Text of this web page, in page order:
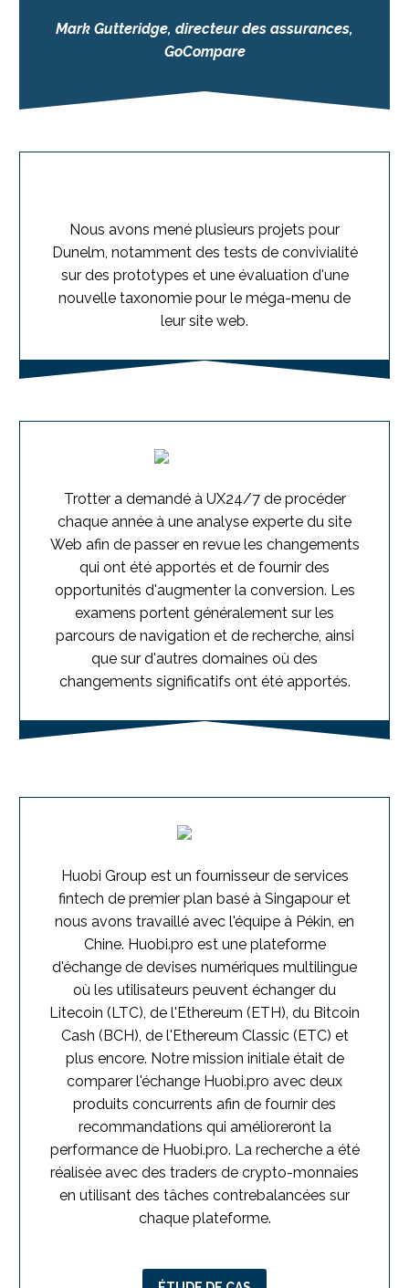
Mark Gutteridge, directeur des assurances,
GoCompare
Nous avons mené plusieurs projets pour
Dunelm, notamment des tests de convivialité
sur des prototypes et une évaluation d'une
nouvelle taxonomie pour le méga-menu de
leur site web.
Trotter a demandé à UX24/7 de procéder
chaque année à une analyse experte du site
Web afin de passer en revue les changements
qui ont été apportés et de fournir des
opportunités d'augmenter la conversion. Les
examens portent généralement sur les
parcours de navigation et de recherche, ainsi
que sur d'autres domaines où des
changements significatifs ont été apportés.
Huobi Group est un fournisseur de services
fintech de premier plan basé à Singapour et
nous avons travaillé avec l'équipe à Pékin, en
Chine. Huobi.pro est une plateforme
d'échange de devises numériques multilingue
où les utilisateurs peuvent échanger du
Litecoin (LTC), de l'Ethereum (ETH), du Bitcoin
Cash (BCH), de l'Ethereum Classic (ETC) et
plus encore. Notre mission initiale était de
comparer l'échange Huobi.pro avec deux
produits concurrents afin de fournir des
recommandations qui amélioreront la
performance de Huobi.pro. La recherche a été
réalisée avec des traders de crypto-monnaies
en utilisant des tâches contrebalancées sur
chaque plateforme.